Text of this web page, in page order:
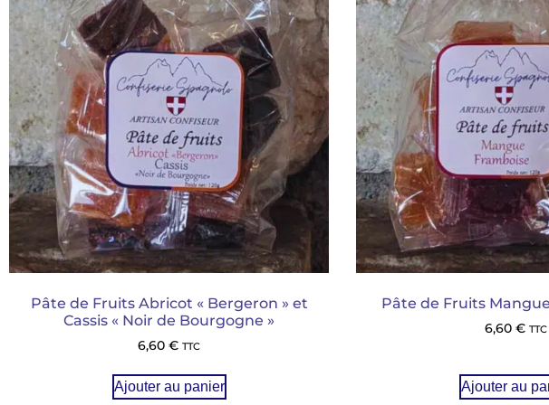
Pâte de Fruits Abricot « Bergeron » et
Cassis « Noir de Bourgogne »
6,60€ TTC
Ajouter au panier
Pâte de Fruits
6,60€ TTC
Ajouter au